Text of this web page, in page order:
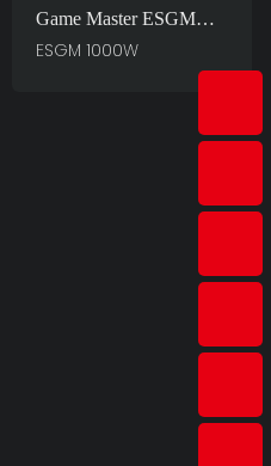
Game Master ESGM
1000W PC Güç
Kaynakları İçin Gerekli
ESGM 1000W